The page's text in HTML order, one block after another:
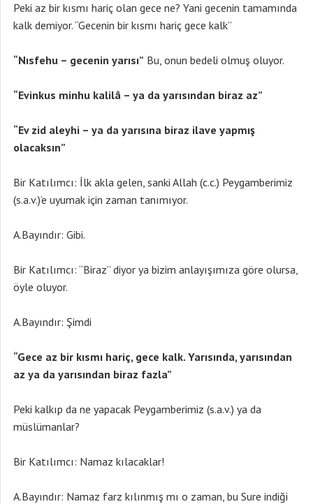
Peki az bir kısmı hariç olan gece ne? Yani gecenin tamamında
kalk demiyor. “Gecenin bir kısmı hariç gece kalk”
“Nısfehu – gecenin yarısı” Bu, onun bedeli olmuş oluyor.
“Evinkus minhu kalilâ – ya da yarısından biraz az”
“Ev zid aleyhi – ya da yarısına biraz ilave yapmış
olacaksın”
Bir Katılımcı: İlk akla gelen, sanki Allah (c.c.) Peygamberimiz
(s.a.v.)’e uyumak için zaman tanımıyor.
A.Bayındır: Gibi.
Bir Katılımcı: “Biraz” diyor ya bizim anlayışımıza göre olursa,
öyle oluyor.
A.Bayındır: Şimdi
“Gece az bir kısmı hariç, gece kalk. Yarısında, yarısından
az ya da yarısından biraz fazla”
Peki kalkıp da ne yapacak Peygamberimiz (s.a.v.) ya da
müslümanlar?
Bir Katılımcı: Namaz kılacaklar!
A.Bayındır: Namaz farz kılınmış mı o zaman, bu Sure indiği